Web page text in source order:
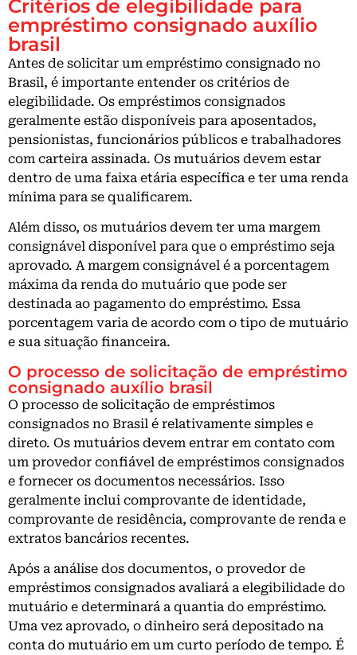
Critérios de elegibilidade para
empréstimo consignado auxílio
brasil
Antes de solicitar um empréstimo consignado no
Brasil, é importante entender os critérios de
elegibilidade. Os empréstimos consignados
geralmente estão disponíveis para aposentados,
pensionistas, funcionários públicos e trabalhadores
com carteira assinada. Os mutuários devem estar
dentro de uma faixa etária específica e ter uma renda
mínima para se qualificarem.
Além disso, os mutuários devem ter uma margem
consignável disponível para que o empréstimo seja
aprovado. A margem consignável é a porcentagem
máxima da renda do mutuário que pode ser
destinada ao pagamento do empréstimo. Essa
porcentagem varia de acordo com o tipo de mutuário
e sua situação financeira.
O processo de solicitação de empréstimo
consignado auxílio brasil
O processo de solicitação de empréstimos
consignados no Brasil é relativamente simples e
direto. Os mutuários devem entrar em contato com
um provedor confiável de empréstimos consignados
e fornecer os documentos necessários. Isso
geralmente inclui comprovante de identidade,
comprovante de residência, comprovante de renda e
extratos bancários recentes.
Após a análise dos documentos, o provedor de
empréstimos consignados avaliará a elegibilidade do
mutuário e determinará a quantia do empréstimo.
Uma vez aprovado, o dinheiro será depositado na
conta do mutuário em um curto período de tempo. É